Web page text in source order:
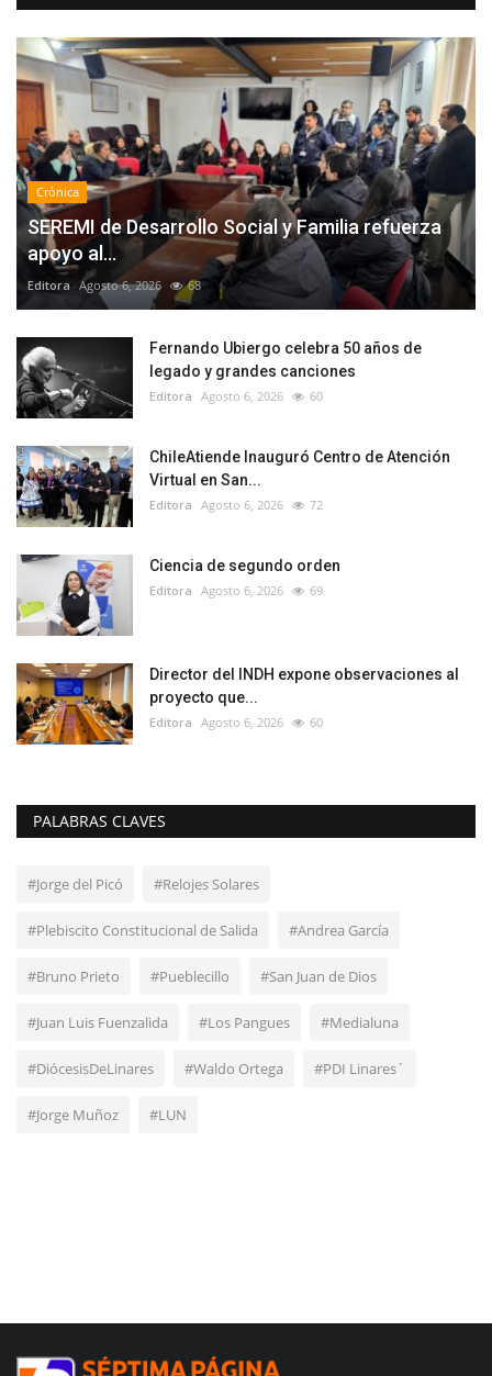
Crónica
SEREMI de Desarrollo Social y Familia refuerza
apoyo al...
Editora Agosto 6, 2026 68
Fernando Ubiergo celebra 50 años de
legado y grandes canciones
Editora Agosto 6, 2026 60
ChileAtiende Inauguró Centro de Atención
Virtual en San...
Editora Agosto 6, 2026 72
Ciencia de segundo orden
Editora Agosto 6, 2026 69
Director del INDH expone observaciones al
proyecto que...
Editora Agosto 6, 2026 60
PALABRAS CLAVES
#Jorge del Picó #Relojes Solares
#Plebiscito Constitucional de Salida #Andrea García
#Bruno Prieto #Pueblecillo #San Juan de Dios
#Juan Luis Fuenzalida #Los Pangues #Medialuna
#DiócesisDeLinares #Waldo Ortega #PDI Linares´
#Jorge Muñoz #LUN